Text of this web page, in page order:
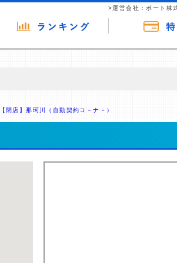
>運営会社：ポート株
【閉店】那珂川（自動契約コ－ナ－）